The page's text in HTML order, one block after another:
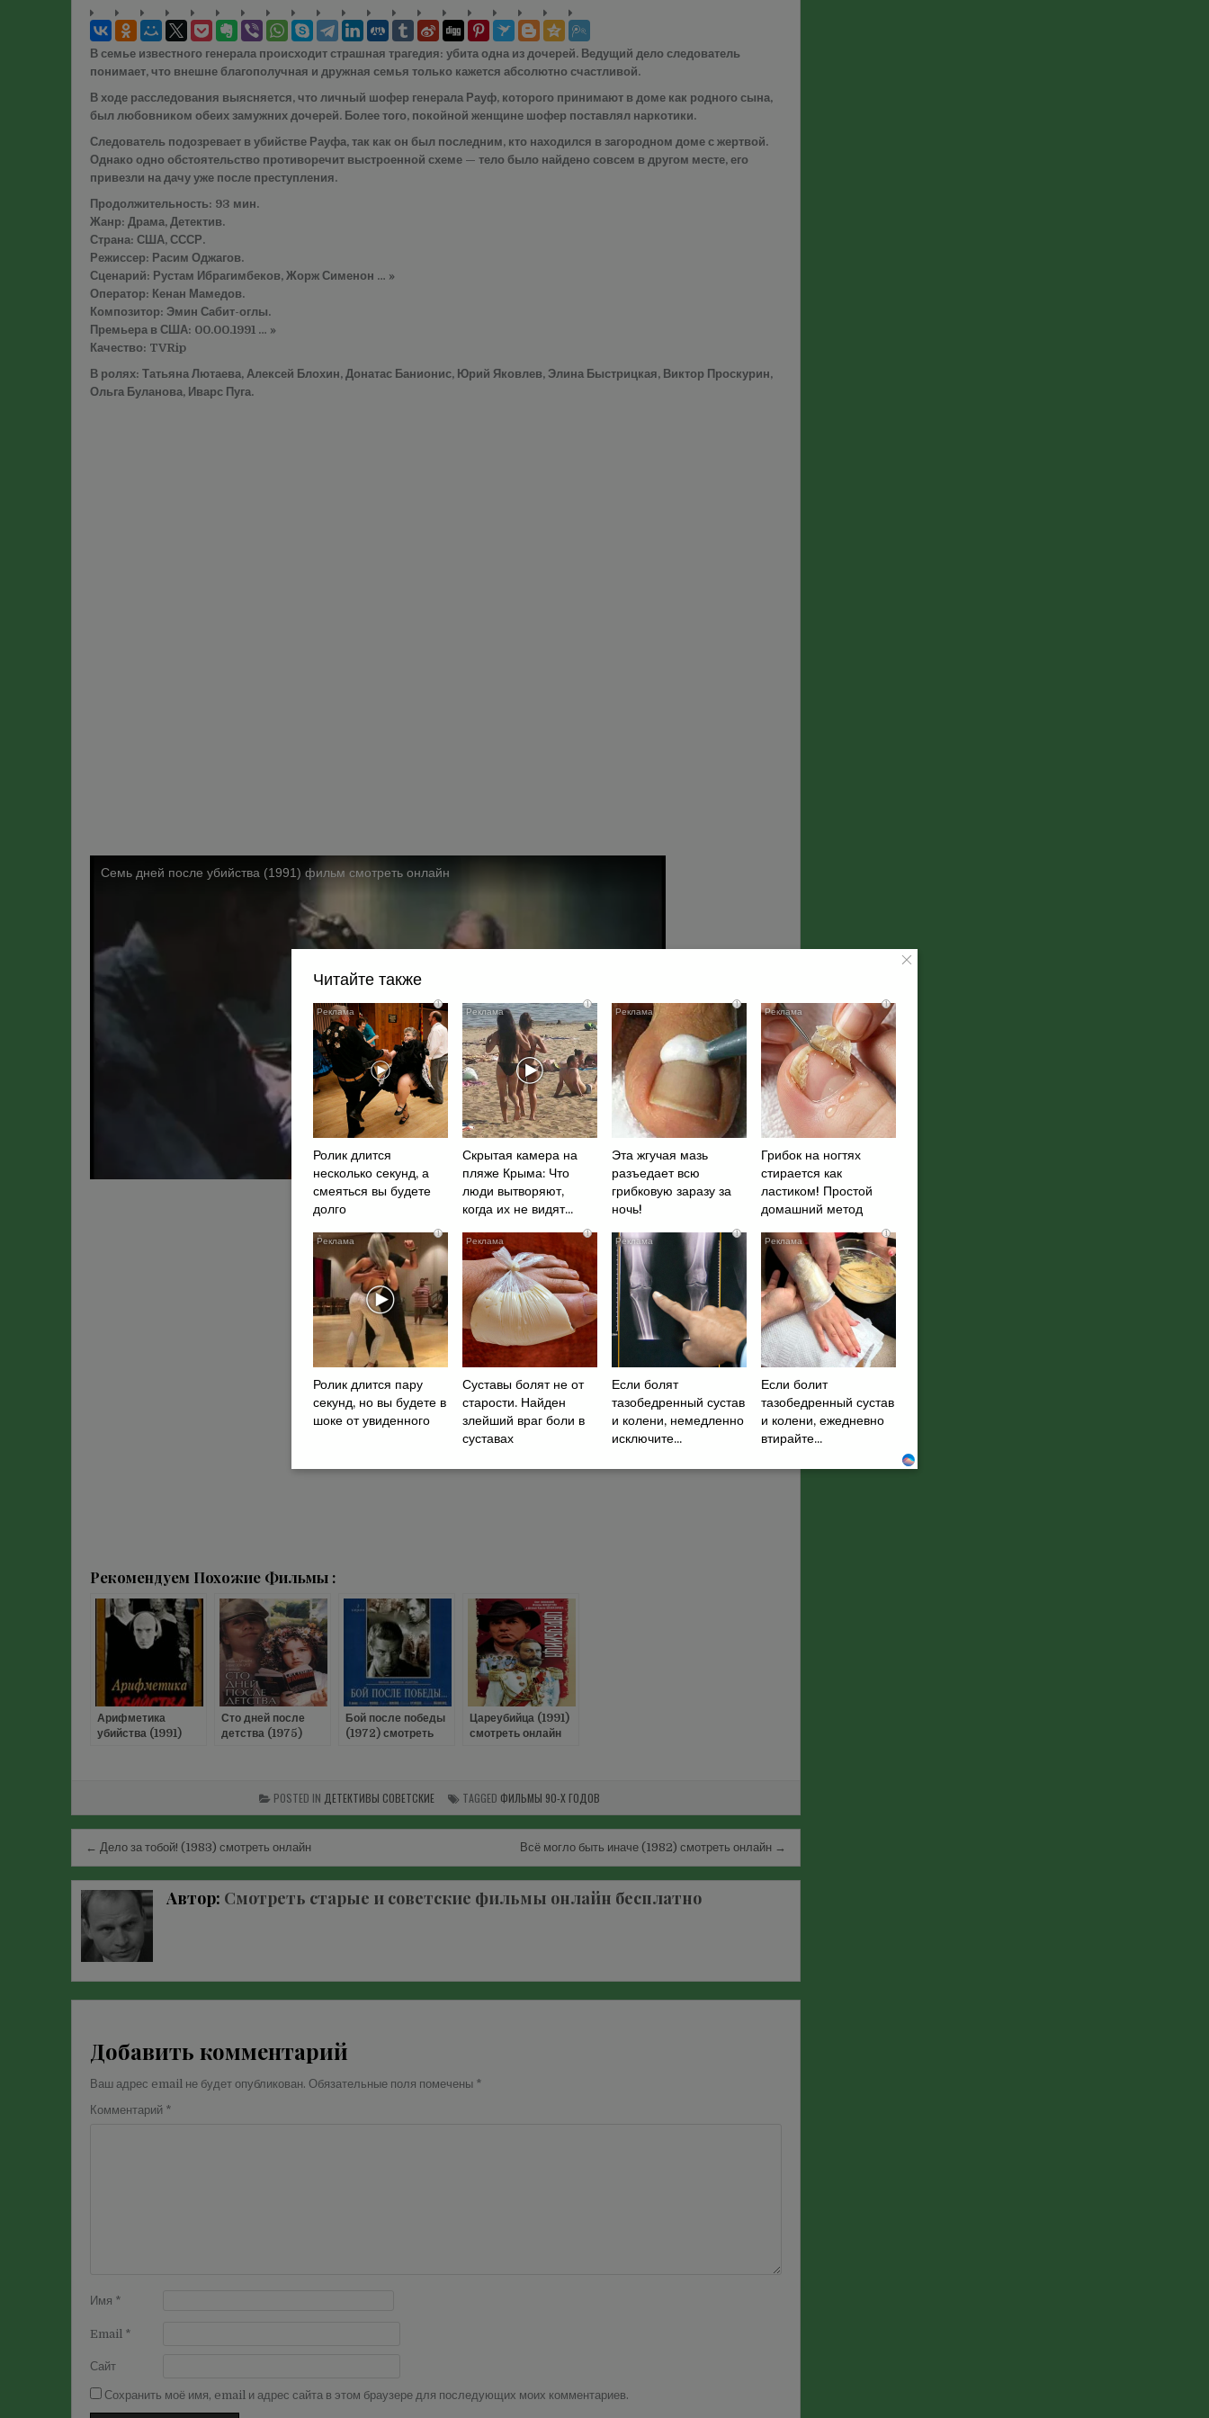
В семье известного генерала происходит страшная трагедия: убита одна из дочерей. Ведущий дело следователь
понимает, что внешне благополучная и дружная семья только кажется абсолютно счастливой.
В ходе расследования выясняется, что личный шофер генерала Рауф, которого принимают в доме как родного сына,
был любовником обеих замужних дочерей. Более того, покойной женщине шофер поставлял наркотики.
Следователь подозревает в убийстве Рауфа, так как он был последним, кто находился в загородном доме с жертвой.
Однако одно обстоятельство противоречит выстроенной схеме — тело было найдено совсем в другом месте, его
привезли на дачу уже после преступления.
Продолжительность: 93 мин.
Жанр: Драма, Детектив.
Страна: США, СССР.
Режиссер: Расим Оджагов.
Сценарий: Рустам Ибрагимбеков, Жорж Сименон … »
Оператор: Кенан Мамедов.
Композитор: Эмин Сабит-оглы.
Премьера в США: 00.00.1991 … »
Качество: TVRip
В ролях: Татьяна Лютаева, Алексей Блохин, Донатас Банионис, Юрий Яковлев, Элина Быстрицкая, Виктор Проскурин,
Ольга Буланова, Иварс Пуга.
Рекомендуем Похожие Фильмы :
Арифметика
убийства (1991)
Сто дней после
детства (1975)
Бой после победы
(1972) смотреть
Цареубийца (1991)
смотреть онлайн
POSTED IN ДЕТЕКТИВЫ СОВЕТСКИЕ TAGGED ФИЛЬМЫ 90-Х ГОДОВ
Навигация
по
записям
← Дело за тобой! (1983) смотреть онлайн Всё могло быть иначе (1982) смотреть онлайн →
Автор: Смотреть старые и советские фильмы онлайн бесплатно
Добавить комментарий
Ваш адрес email не будет опубликован. Обязательные поля помечены *
Комментарий *
Имя *
Email *
Сайт
Сохранить моё имя, email и адрес сайта в этом браузере для последующих моих комментариев.
Читайте также
i
Ролик длится
несколько секунд, а
смеяться вы будете
долго
i
Скрытая камера на
пляже Крыма: Что
люди вытворяют,
когда их не видят...
i
Эта жгучая мазь
разъедает всю
грибковую заразу за
ночь!
i
Грибок на ногтях
стирается как
ластиком! Простой
домашний метод
i
Ролик длится пару
секунд, но вы будете в
шоке от увиденного
i
Суставы болят не от
старости. Найден
злейший враг боли в
суставах
i
Если болят
тазобедренный сустав
и колени, немедленно
исключите...
i
Если болит
тазобедренный сустав
и колени, ежедневно
втирайте...